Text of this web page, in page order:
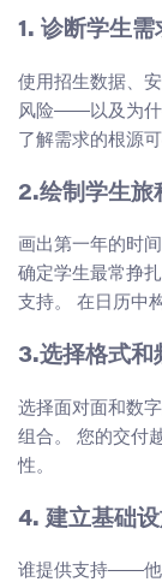
1. 诊断学生需
使用招生数据、
风险——以及为什
了解需求的根源
2.绘制学生旅
画出第一年的时
确定学生最常挣
支持。 在日历中
3.选择格式和
选择面对面和数
组合。 您的交付
性。
4. 建立基础设
谁提供支持——他